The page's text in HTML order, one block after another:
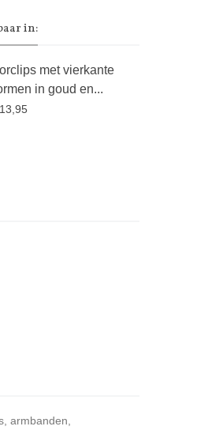
in:
met vierkante
in goud en...
armbanden,